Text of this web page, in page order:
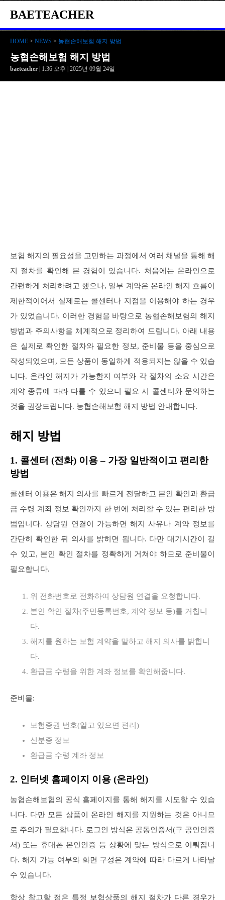
BAETEACHER
HOME > NEWS > 농협손해보험 해지 방법
농협손해보험 해지 방법
baeteacher | 1:36 오후 | 2025년 09월 24일
보험 해지의 필요성을 고민하는 과정에서 여러 채널을 통해 해
지 절차를 확인해 본 경험이 있습니다. 처음에는 온라인으로
간편하게 처리하려고 했으나, 일부 계약은 온라인 해지 흐름이
제한적이어서 실제로는 콜센터나 지점을 이용해야 하는 경우
가 있었습니다. 이러한 경험을 바탕으로 농협손해보험의 해지
방법과 주의사항을 체계적으로 정리하여 드립니다. 아래 내용
은 실제로 확인한 절차와 필요한 정보, 준비물 등을 중심으로
작성되었으며, 모든 상품이 동일하게 적용되지는 않을 수 있습
니다. 온라인 해지가 가능한지 여부와 각 절차의 소요 시간은
계약 종류에 따라 다를 수 있으니 필요 시 콜센터와 문의하는
것을 권장드립니다. 농협손해보험 해지 방법 안내합니다.
해지 방법
1. 콜센터 (전화) 이용 – 가장 일반적이고 편리한
방법
콜센터 이용은 해지 의사를 빠르게 전달하고 본인 확인과 환급
금 수령 계좌 정보 확인까지 한 번에 처리할 수 있는 편리한 방
법입니다. 상담원 연결이 가능하면 해지 사유나 계약 정보를
간단히 확인한 뒤 의사를 밝히면 됩니다. 다만 대기시간이 길
수 있고, 본인 확인 절차를 정확하게 거쳐야 하므로 준비물이
필요합니다.
위 전화번호로 전화하여 상담원 연결을 요청합니다.
본인 확인 절차(주민등록번호, 계약 정보 등)를 거칩니
다.
해지를 원하는 보험 계약을 말하고 해지 의사를 밝힙니
다.
환급금 수령을 위한 계좌 정보를 확인해줍니다.
준비물:
보험증권 번호(알고 있으면 편리)
신분증 정보
환급금 수령 계좌 정보
2. 인터넷 홈페이지 이용 (온라인)
농협손해보험의 공식 홈페이지를 통해 해지를 시도할 수 있습
니다. 다만 모든 상품이 온라인 해지를 지원하는 것은 아니므
로 주의가 필요합니다. 로그인 방식은 공동인증서(구 공인인증
서) 또는 휴대폰 본인인증 등 상황에 맞는 방식으로 이뤄집니
다. 해지 가능 여부와 화면 구성은 계약에 따라 다르게 나타날
수 있습니다.
항상 참고할 점은 특정 보험상품의 해지 절차가 다른 경우가